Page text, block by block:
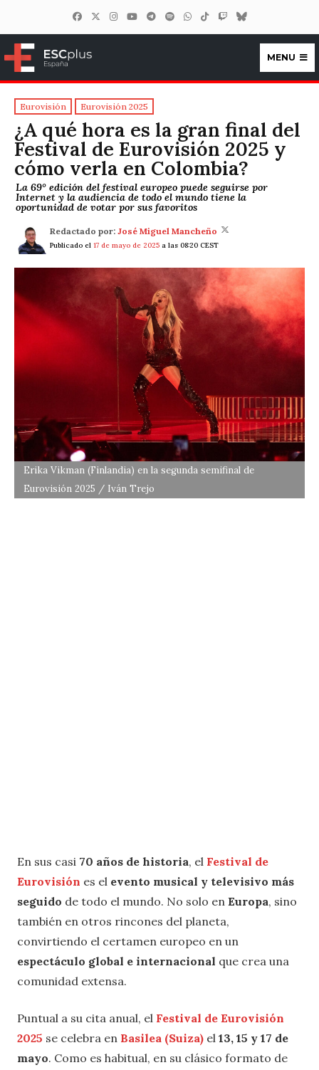
ESCplus España
MENU
Eurovisión Eurovisión 2025
¿A qué hora es la gran final del
Festival de Eurovisión 2025 y
cómo verla en Colombia?
La 69° edición del festival europeo puede seguirse por
Internet y la audiencia de todo el mundo tiene la
oportunidad de votar por sus favoritos
Redactado por: José Miguel Mancheño
Publicado el 17 de mayo de 2025 a las 08:20 CEST
Erika Vikman (Finlandia) en la segunda semifinal de
Eurovisión 2025 / Iván Trejo
En sus casi 70 años de historia, el Festival de
Eurovisión es el evento musical y televisivo más
seguido de todo el mundo. No solo en Europa, sino
también en otros rincones del planeta,
convirtiendo el certamen europeo en un
espectáculo global e internacional que crea una
comunidad extensa.
Puntual a su cita anual, el Festival de Eurovisión
2025 se celebra en Basilea (Suiza) el 13, 15 y 17 de
mayo. Como es habitual, en su clásico formato de